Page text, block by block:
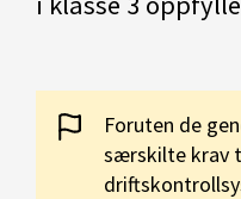
Foruten de
særskilte krav